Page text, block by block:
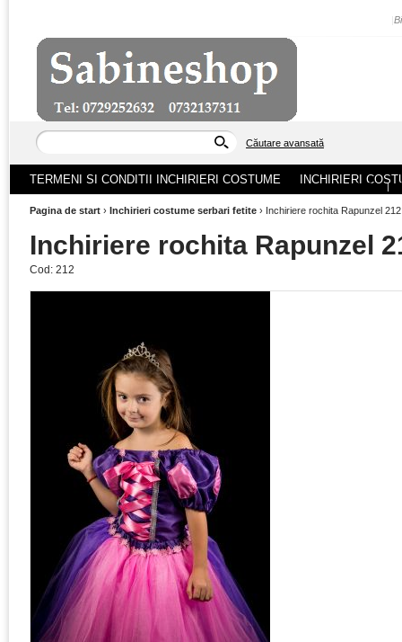
Căutare avansată
ACASA |
TERMENI SI CONDITII INCHIRIERI COSTUME INCHIRIERI
Pagina de start › Inchirieri costume serbari fetite › Inchiriere rochita Rapunzel 212
Inchiriere rochita Rapunzel
Cod: 212